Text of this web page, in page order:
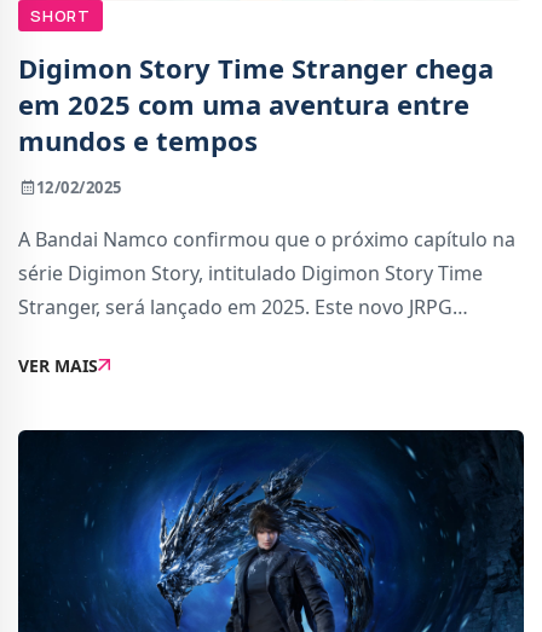
SHORT
Digimon Story Time Stranger chega
em 2025 com uma aventura entre
mundos e tempos
12/02/2025
A Bandai Namco confirmou que o próximo capítulo na
série Digimon Story, intitulado Digimon Story Time
Stranger, será lançado em 2025. Este novo JRPG
atravessa diferentes mundos e até mesmo o tempo, ex
VER MAIS